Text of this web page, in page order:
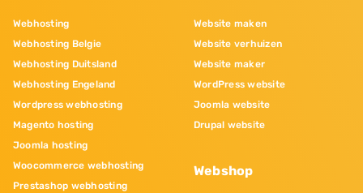
Webhosting
Webhosting Belgie
Webhosting Duitsland
Webhosting Engeland
Wordpress webhosting
Magento hosting
Joomla hosting
Woocommerce webhosting
Prestashop webhosting
Website maken
Website verhuizen
Website maker
WordPress website
Joomla website
Drupal website
Webshop